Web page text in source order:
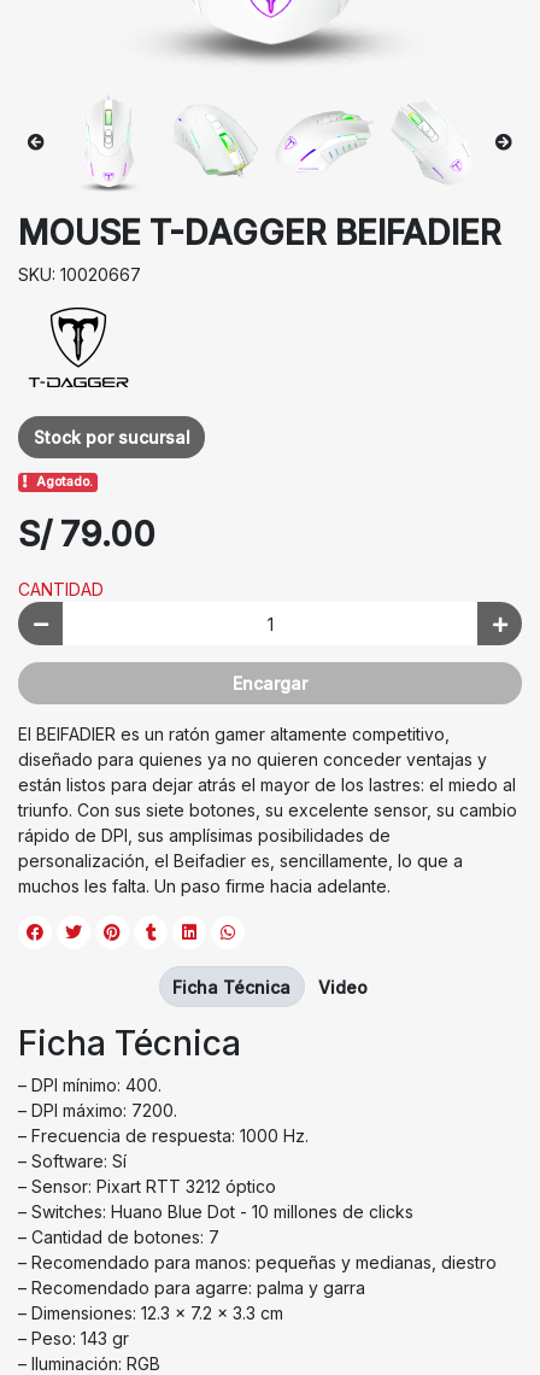
MOUSE T-DAGGER BEIFADIER
SKU: 10020667
Stock por sucursal
Agotado.
S/ 79.00
CANTIDAD
Encargar
El BEIFADIER es un ratón gamer altamente competitivo,
diseñado para quienes ya no quieren conceder ventajas y
están listos para dejar atrás el mayor de los lastres: el miedo al
triunfo. Con sus siete botones, su excelente sensor, su cambio
rápido de DPI, sus amplísimas posibilidades de
personalización, el Beifadier es, sencillamente, lo que a
muchos les falta. Un paso firme hacia adelante.
Ficha Técnica
– DPI mínimo: 400.
– DPI máximo: 7200.
– Frecuencia de respuesta: 1000 Hz.
– Software: Sí
– Sensor: Pixart RTT 3212 óptico
– Switches: Huano Blue Dot - 10 millones de clicks
– Cantidad de botones: 7
– Recomendado para manos: pequeñas y medianas, diestro
– Recomendado para agarre: palma y garra
– Dimensiones: 12.3 x 7.2 x 3.3 cm
– Peso: 143 gr
– Iluminación: RGB
Ficha Técnica Video